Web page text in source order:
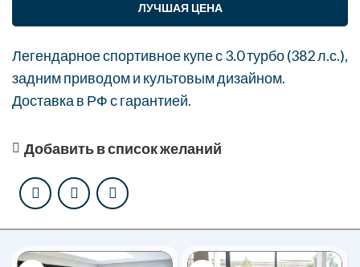
ЛУЧШАЯ ЦЕНА
Легендарное спортивное купе с 3.0 турбо (382 л.с.),
задним приводом и культовым дизайном.
Доставка в РФ с гарантией.
Добавить в список желаний